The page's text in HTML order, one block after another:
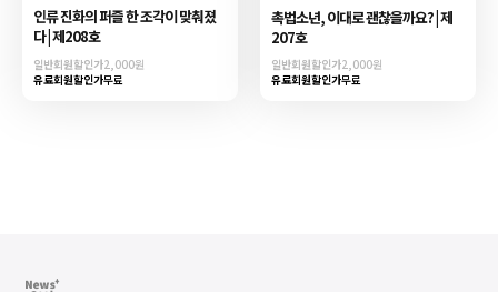
인류 진화의 퍼즐 한 조각이 맞춰졌
다 | 제208호
일반회원할인가2,000원
유료회원할인가무료
촉법소년, 이대로 괜찮을까요? | 제
207호
일반회원할인가2,000원
유료회원할인가무료